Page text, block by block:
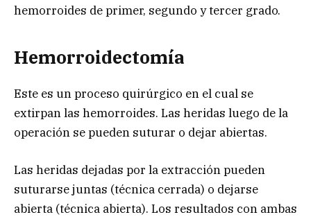
hemorroides de primer, segundo y tercer grado.
Hemorroidectomía
Este es un proceso quirúrgico en el cual se
extirpan las hemorroides. Las heridas luego de la
operación se pueden suturar o dejar abiertas.
Las heridas dejadas por la extracción pueden
suturarse juntas (técnica cerrada) o dejarse
abierta (técnica abierta). Los resultados con ambas